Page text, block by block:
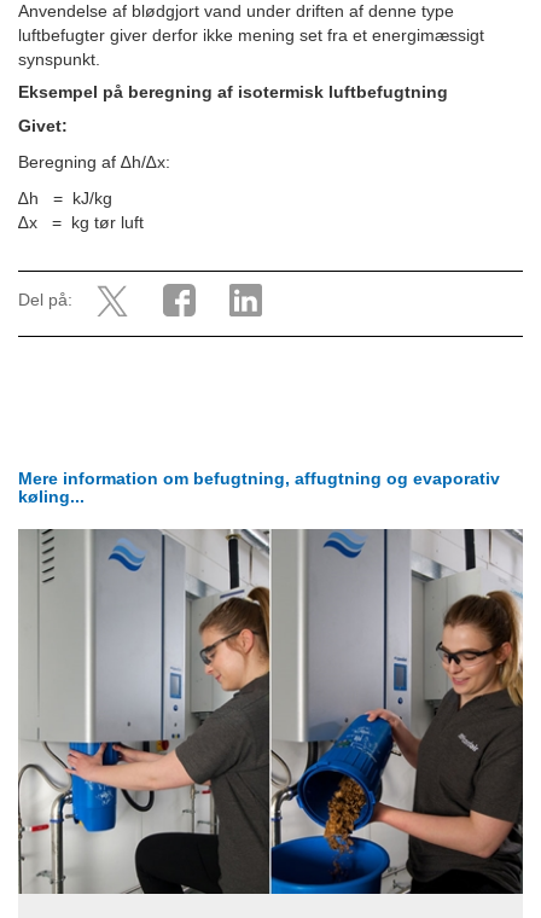
Anvendelse af blødgjort vand under driften af denne type
luftbefugter giver derfor ikke mening set fra et energimæssigt
synspunkt.
Eksempel på beregning af isotermisk luftbefugtning
Givet:
Beregning af ∆h/∆x:
∆h = kJ/kg
∆x = kg tør luft
Del på:
Mere information om befugtning, affugtning og evaporativ
køling...